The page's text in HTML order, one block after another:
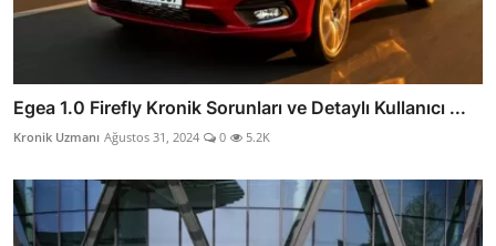
Egea 1.0 Firefly Kronik Sorunları ve Detaylı Kullanıcı ...
Kronik Uzmanı Ağustos 31, 2024 0 5.2K